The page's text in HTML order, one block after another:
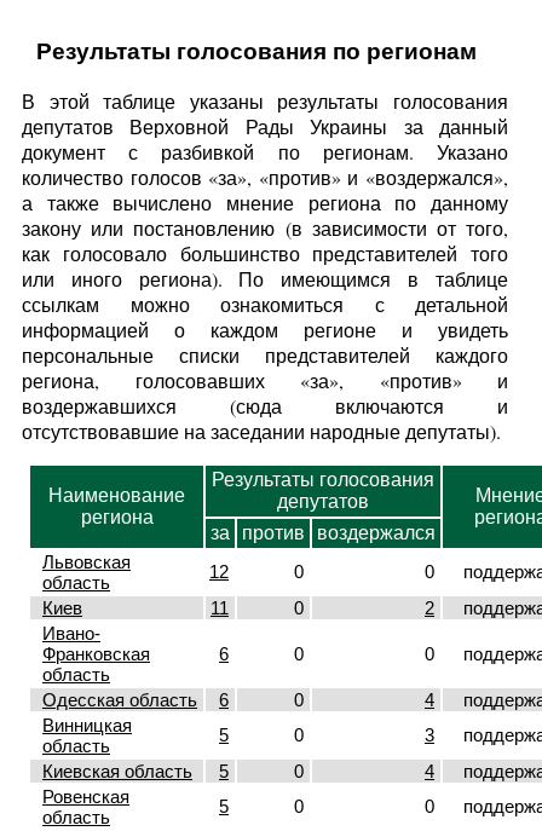
Результаты голосования по регионам
В этой таблице указаны результаты голосования
депутатов Верховной Рады Украины за данный
документ с разбивкой по регионам. Указано
количество голосов «за», «против» и «воздержался»,
а также вычислено мнение региона по данному
закону или постановлению (в зависимости от того,
как голосовало большинство представителей того
или иного региона). По имеющимся в таблице
ссылкам можно ознакомиться с детальной
информацией о каждом регионе и увидеть
персональные списки представителей каждого
региона, голосовавших «за», «против» и
воздержавшихся (сюда включаются и
отсутствовавшие на заседании народные депутаты).
Наименование
региона
Результаты голосования
депутатов
за против
воздержался
Львовская
область
12 0 0
Киев
11 0 2
Ивано-
Франковская
область
6 0 0
Одесская область 6 0 4
Винницкая
область
5 0 3
Киевская область
5 0 4
Ровенская
область
5 0 0